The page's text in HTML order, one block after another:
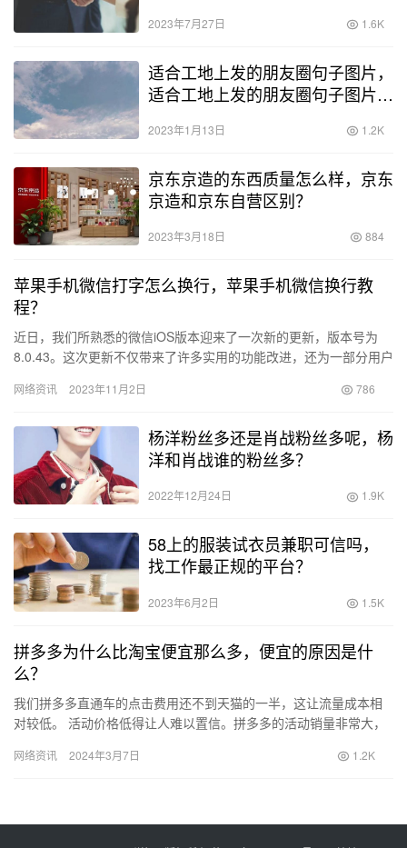
2023年7月27日 1.6K
适合工地上发的朋友圈句子图片，
适合工地上发的朋友圈句子图片大
2023年1月13日 1.2K
京东京造的东西质量怎么样，京东
京造和京东自营区别？
2023年3月18日 884
苹果手机微信打字怎么换行，苹果手机微信换行教
程？
近日，我们所熟悉的微信iOS版本迎来了一次新的更新，版本号为
8.0.43。这次更新不仅带来了许多实用的功能改进，还为一部分用户
网络资讯 2023年11月2日 786
杨洋粉丝多还是肖战粉丝多呢，杨
洋和肖战谁的粉丝多？
2022年12月24日 1.9K
58上的服装试衣员兼职可信吗，
找工作最正规的平台？
2023年6月2日 1.5K
拼多多为什么比淘宝便宜那么多，便宜的原因是什
么？
我们拼多多直通车的点击费用还不到天猫的一半，这让流量成本相
对较低。 活动价格低得让人难以置信。拼多多的活动销量非常大，
动中…
网络资讯 2024年3月7日 1.2K